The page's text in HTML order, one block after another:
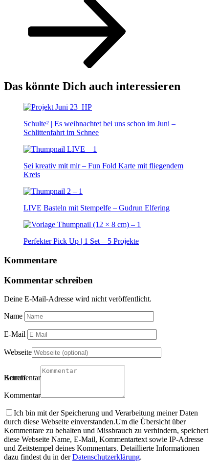
Das könnte Dich auch interessieren
Schulte² | Es weihnachtet bei uns schon im Juni –
Schlittenfahrt im Schnee
Sei kreativ mit mir – Fun Fold Karte mit fliegendem
Kreis
LIVE Basteln mit Stempelfe – Gudrun Elfering
Perfekter Pick Up | 1 Set – 5 Projekte
Kommentare
Kommentar schreiben
Deine E-Mail-Adresse wird nicht veröffentlicht.
Name
E-Mail
Webseite
Betreff
Kommentartitel
Kommentar
Ich bin mit der Speicherung und Verarbeitung meiner Daten
durch diese Webseite einverstanden.Um die Übersicht über
Kommentare zu behalten und Missbrauch zu verhindern, speichert
diese Webseite Name, E-Mail, Kommentartext sowie IP-Adresse
und Zeitstempel deines Kommentars. Detaillierte Informationen
dazu findest du in derDatenschutzerklärung.